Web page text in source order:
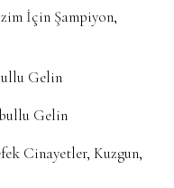
İçin Şampiyon,
Gelin
Gelin
Cinayetler, Kuzgun,